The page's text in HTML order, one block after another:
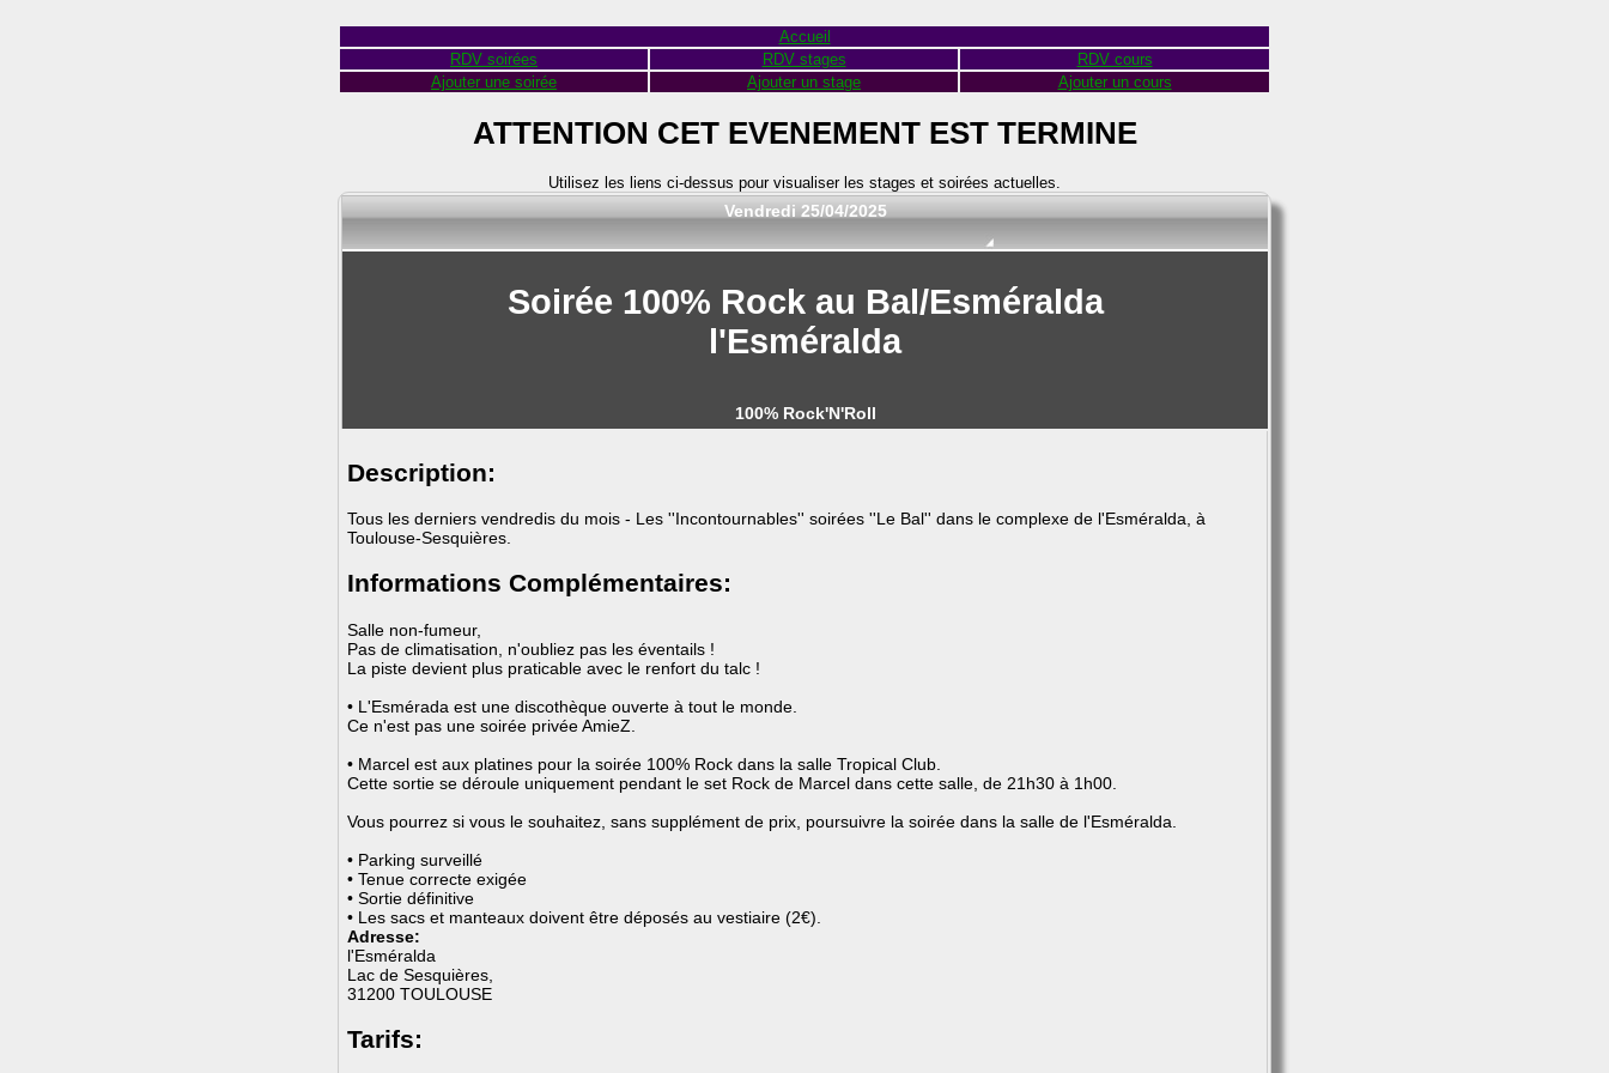
Accueil
RDV soirées
RDV stages
RDV cours
Ajouter une soirée
Ajouter un stage Ajouter un cours
ATTENTION CET EVENEMENT EST TERMINE
Utilisez les liens ci-dessus pour visualiser les stages et soirées actuelles.
Vendredi 25/04/2025
Soirée 100% Rock au Bal/Esméralda
l'Esméralda
100% Rock'N'Roll
Description:
Tous les derniers vendredis du mois - Les ''Incontournables'' soirées ''Le Bal'' dans le complexe de l'Esméralda, à
Toulouse-Sesquières.
Informations Complémentaires:
Salle non-fumeur,
Pas de climatisation, n'oubliez pas les éventails !
La piste devient plus praticable avec le renfort du talc !
• L'Esmérada est une discothèque ouverte à tout le monde.
Ce n'est pas une soirée privée AmieZ.
• Marcel est aux platines pour la soirée 100% Rock dans la salle Tropical Club.
Cette sortie se déroule uniquement pendant le set Rock de Marcel dans cette salle, de 21h30 à 1h00.
Vous pourrez si vous le souhaitez, sans supplément de prix, poursuivre la soirée dans la salle de l'Esméralda.
• Parking surveillé
• Tenue correcte exigée
• Sortie définitive
• Les sacs et manteaux doivent être déposés au vestiaire (2€).
Adresse:
l'Esméralda
Lac de Sesquières,
31200 TOULOUSE
Tarifs: